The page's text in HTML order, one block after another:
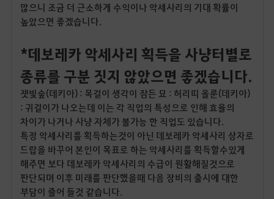
많으니 조금 더 근소하게 수익이나 악세사리의 기대 확률이
높았으면 좋겠습니다.
*데보레카 악세사리 획득을 사냥터별로
종류를 구분 짓지 않았으면 좋겠습니다.
잿빛숲(데키아) : 목걸이 생각이 잠든 묘 : 허리띠 올룬(데키아)
: 귀걸이가 나오는데 이는 각 직업의 특성으로 인해 효율의
차이가 나거나 사냥 자체가 불가능 한 직업도 있습니다.
특정 악세사리를 획득하는것이 아닌 데보레카 악세사리 상자로
드랍을 바꾸어 본인이 목표로 하는 악세사리를 획득할수있게
해주면 보다 데보레카 악세사리의 수급이 원활해질것으로
판단되며 이후 미래를 판단했을때 다음 장비의 출시에 대한
부담이 줄어 들것 같습니다.